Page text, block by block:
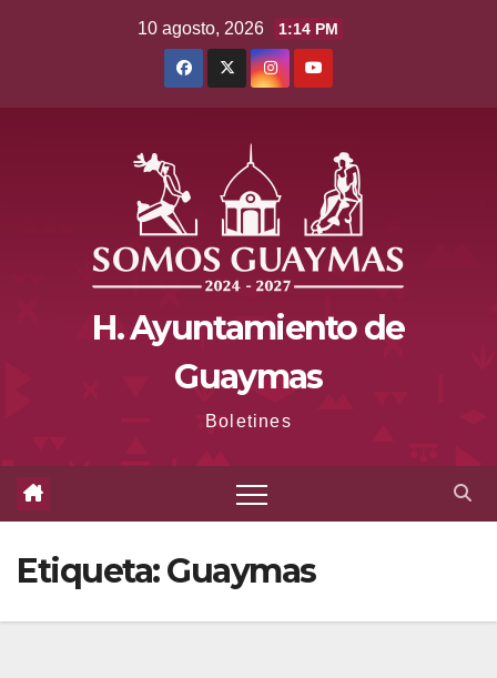
10 agosto, 2026 1:14 PM
H. Ayuntamiento de
Guaymas
Boletines
Etiqueta:Guaymas